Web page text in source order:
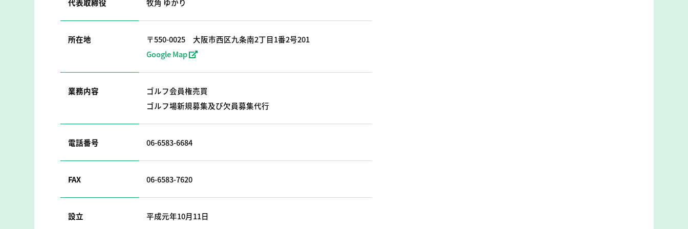
代表取締役 牧角 ゆかり
所在地 〒550-0025 大阪市西区九条南2丁目1番2号201
Google Map
業務内容
ゴルフ会員権売買
ゴルフ場新規募集及び欠員募集代行
電話番号 06-6583-6684
FAX 06-6583-7620
設立 平成元年10月11日